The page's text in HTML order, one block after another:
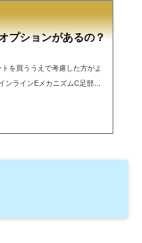
プションがあるの？
を買ううえで考慮した方がよ
ンラインEメカニズムC足部管/
カあり...